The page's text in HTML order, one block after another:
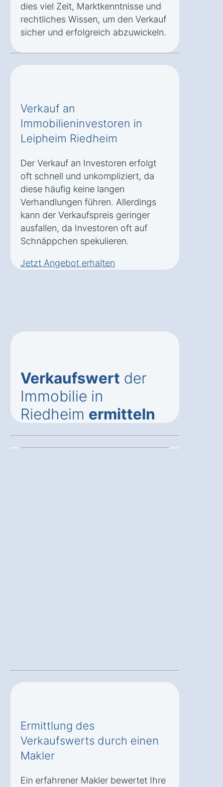
dies viel Zeit, Marktkenntnisse und
rechtliches Wissen, um den Verkauf
sicher und erfolgreich abzuwickeln.
Verkauf an
Immobilieninvestoren in
Leipheim Riedheim
Der Verkauf an Investoren erfolgt
oft schnell und unkompliziert, da
diese häufig keine langen
Verhandlungen führen. Allerdings
kann der Verkaufspreis geringer
ausfallen, da Investoren oft auf
Schnäppchen spekulieren.
Jetzt Angebot erhalten
Verkaufswert der
Immobilie in
Riedheim ermitteln
Ermittlung des
Verkaufswerts durch einen
Makler
Ein erfahrener Makler bewertet Ihre